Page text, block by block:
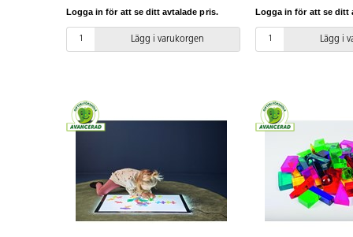
genomlysning av blad och insekter.
timmar, 3 olika ljusstyrkor (man får
hålla knappen intryckt i 3-4 sekunder
58x40 cm. Material: akryl. PVC-fri.
Logga in för att se ditt avtalade pris.
Lägg i varukorgen
och har mjuka
eller räkna. Kuberna
bygga torn med.
Logga in för att se ditt
Lägg i